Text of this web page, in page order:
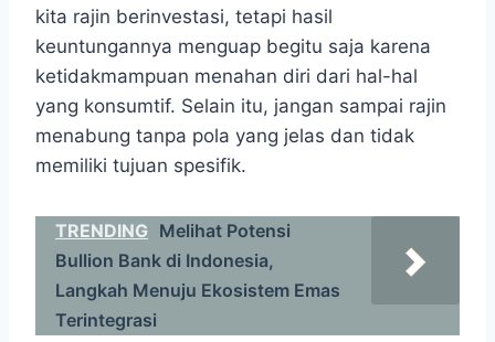
kita rajin berinvestasi, tetapi hasil
keuntungannya menguap begitu saja karena
ketidakmampuan menahan diri dari hal-hal
yang konsumtif. Selain itu, jangan sampai rajin
menabung tanpa pola yang jelas dan tidak
memiliki tujuan spesifik.
TRENDING Melihat Potensi
Bullion Bank di Indonesia,
Langkah Menuju Ekosistem Emas
Terintegrasi